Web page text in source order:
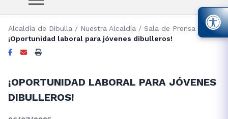
Alcaldía de Dibulla / Nuestra Alcaldía / Sala de Prensa
¡Oportunidad laboral para jóvenes dibulleros!
¡OPORTUNIDAD LABORAL PARA JÓVENES
DIBULLEROS!